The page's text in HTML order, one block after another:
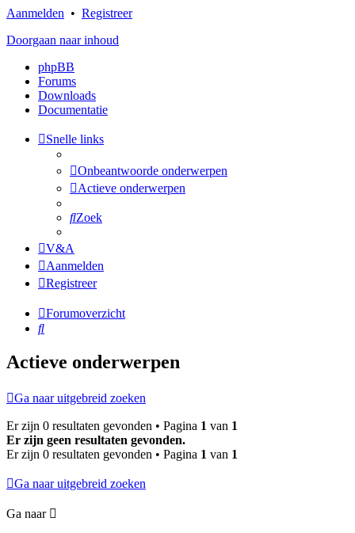
Aanmelden • Registreer
Doorgaan naar inhoud
phpBB
Forums
Downloads
Documentatie
Snelle links
Onbeantwoorde onderwerpen
Actieve onderwerpen
Zoek
V&A
Aanmelden
Registreer
Forumoverzicht
Zoek
Actieve onderwerpen
Ga naar uitgebreid zoeken
Er zijn 0 resultaten gevonden • Pagina 1 van 1
Er zijn geen resultaten gevonden.
Er zijn 0 resultaten gevonden • Pagina 1 van 1
Ga naar uitgebreid zoeken
Ga naar